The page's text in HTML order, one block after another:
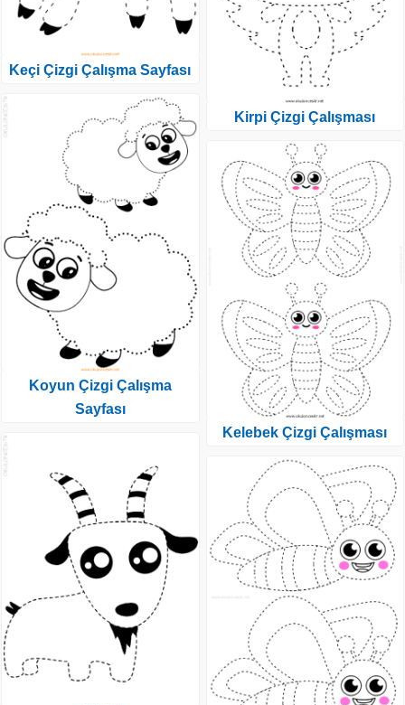
Keçi Çizgi Çalışma Sayfası
Koyun Çizgi Çalışma
Sayfası
Kirpi Çizgi Çalışması
Kelebek Çizgi Çalışması